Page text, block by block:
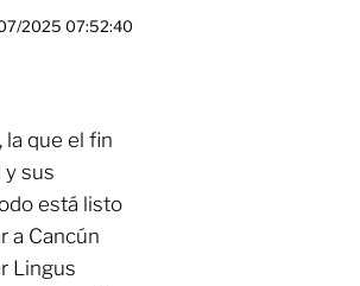
2025 07:52:40
, la que el fin
y sus
está listo
a Cancún
Lingus